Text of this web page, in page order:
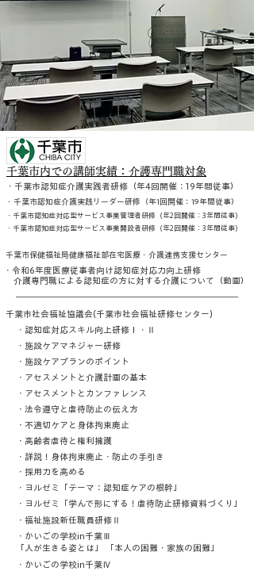
千葉市内での講師実績：介護専門職対象
・千葉市認知症介護実践者研修（年4回開催：19年間従事）
・千葉市認知症介護実践リーダー研修（年1回開催：19年間従事）
・千葉市認知症対応型サービス事業管理者研修（年2回開催：3年間従事）
・千葉市認知症対応型サービス事業開設者研修（年2回開催：3年間従事）
千葉市保健福祉局健康福祉部在宅医療・介護連携支援センター
・令和6年度医療従事者向け認知症対応力向上研修
介護専門職による認知症の方に対する介護について（動画）
千葉市社会福祉協議会(千葉市社会福祉研修センター)
・認知症対応スキル向上研修Ⅰ・Ⅱ
・施設ケアマネジャー研修
・施設ケアプランのポイント
・アセスメントと介護計画の基本
・アセスメントとカンファレンス
・法令遵守と虐待防止の伝え方
・不適切ケアと身体拘束廃止
・高齢者虐待と権利擁護
・採用力を高める
・ヨルゼミ「テーマ：認知症ケアの根幹」
・ヨルゼミ「学んで形にする！虐待防止研修資料づくり」
・福祉施設新任職員研修Ⅱ
・かいごの学校in千葉Ⅲ
「人が生きる姿とは」 「本人の困難・家族の困難」
・かいごの学校in千葉Ⅳ
・詳説！身体拘束廃止・防止の手引き